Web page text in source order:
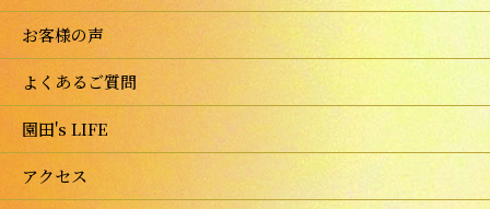
お客様の声
よくあるご質問
園田's LIFE
アクセス